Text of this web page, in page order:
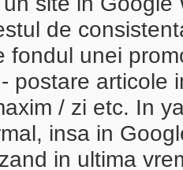
de
fondul unei
postare articole
/ zi etc. In
insa in
in ultima